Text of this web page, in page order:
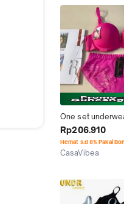
One set
dalaman wanita/
bra/ bra set untuk
seserahan
Rp206.910
Hemat s.d 8% Pakai
CasaVibea